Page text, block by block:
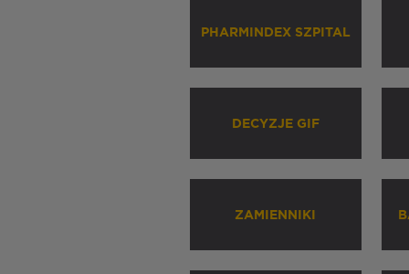
PHARMINDEX SZPITAL
DECYZJE GIF
ZAMIENNIKI